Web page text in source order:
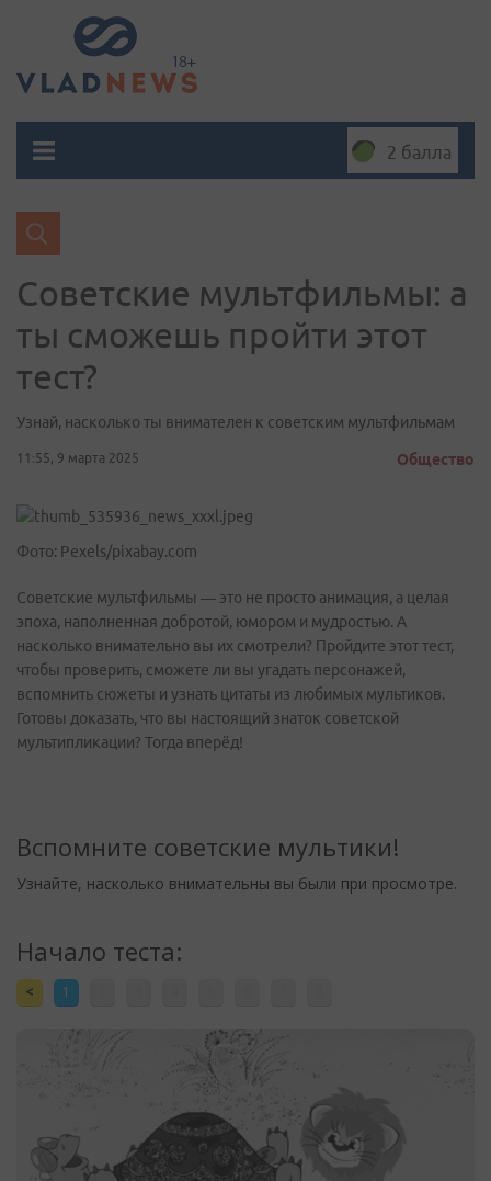
2 балла
Советские мультфильмы: а
ты сможешь пройти этот
тест?
Узнай, насколько ты внимателен к советским мультфильмам
11:55, 9 марта 2025 Общество
Фото: Pexels/pixabay.com
Советские мультфильмы — это не просто анимация, а целая
эпоха, наполненная добротой, юмором и мудростью. А
насколько внимательно вы их смотрели? Пройдите этот тест,
чтобы проверить, сможете ли вы угадать персонажей,
вспомнить сюжеты и узнать цитаты из любимых мультиков.
Готовы доказать, что вы настоящий знаток советской
мультипликации? Тогда вперёд!